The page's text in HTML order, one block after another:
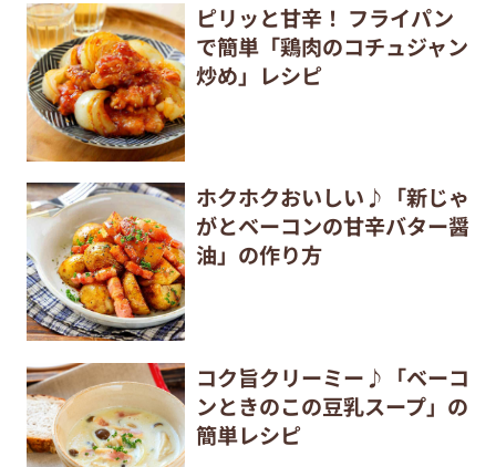
ピリッと甘辛！ フライパン
で簡単「鶏肉のコチュジャン
炒め」レシピ
ホクホクおいしい♪「新じゃ
がとベーコンの甘辛バター醤
油」の作り方
コク旨クリーミー♪「ベーコ
ンときのこの豆乳スープ」の
簡単レシピ